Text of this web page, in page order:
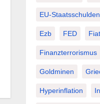
EU-
Ezb FED
Finanzterrorismus
Goldminen
Hyperinflation